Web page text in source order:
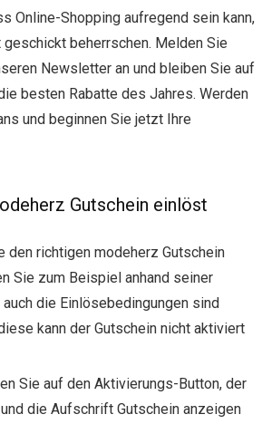
Online-Shopping aufregend sein kann,
beherrschen. Melden Sie
Newsletter an und bleiben Sie auf
besten Rabatte des Jahres. Werden
und beginnen Sie jetzt Ihre
Gutschein einlöst
den richtigen modeherz Gutschein
Sie zum Beispiel anhand seiner
die Einlösebedingungen sind
kann der Gutschein nicht aktiviert
Sie auf den Aktivierungs-Button, der
die Aufschrift Gutschein anzeigen